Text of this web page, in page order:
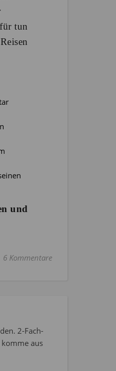
tun
und
6 Kommentare
2-Fach-
aus